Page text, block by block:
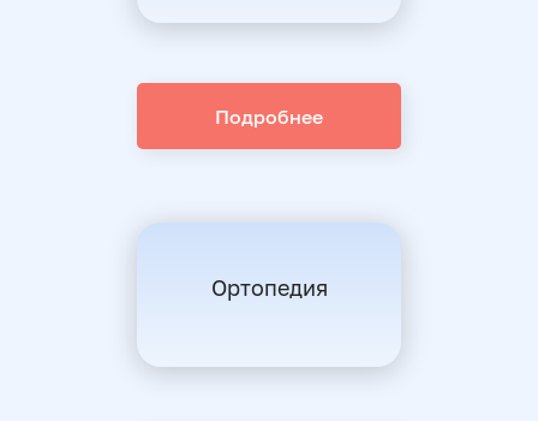
Ортопедия
Подробнее